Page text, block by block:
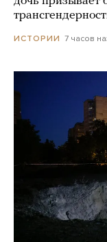
ИСТОРИИ 7 часов